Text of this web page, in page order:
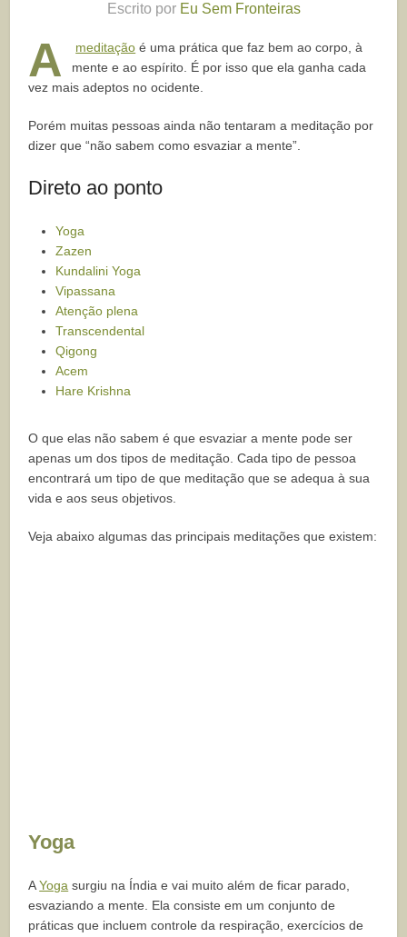
Escrito por Eu Sem Fronteiras
A meditação é uma prática que faz bem ao corpo, à
mente e ao espírito. É por isso que ela ganha cada
vez mais adeptos no ocidente.
Porém muitas pessoas ainda não tentaram a meditação por
dizer que “não sabem como esvaziar a mente”.
Direto ao ponto
Yoga
Zazen
Kundalini Yoga
Vipassana
Atenção plena
Transcendental
Qigong
Acem
Hare Krishna
O que elas não sabem é que esvaziar a mente pode ser
apenas um dos tipos de meditação. Cada tipo de pessoa
encontrará um tipo de que meditação que se adequa à sua
vida e aos seus objetivos.
Veja abaixo algumas das principais meditações que existem:
Yoga
AYoga surgiu na Índia e vai muito além de ficar parado,
esvaziando a mente. Ela consiste em um conjunto de
práticas que incluem controle da respiração, exercícios de